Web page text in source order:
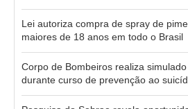
Lei autoriza compra de spray de
maiores de 18 anos em todo o Brasil
Corpo de Bombeiros realiza
durante curso de prevenção ao